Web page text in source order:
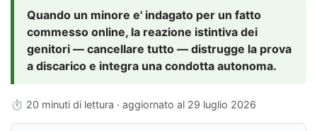
Quando un minore e' indagato per un fatto
commesso online, la reazione istintiva dei
genitori — cancellare tutto — distrugge la prova
a discarico e integra una condotta autonoma.
⏱ 20 minuti di lettura · aggiornato al 29 luglio 2026